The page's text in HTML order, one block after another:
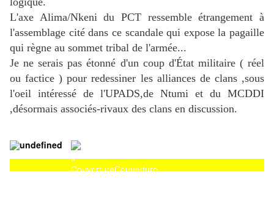
L'axe Alima/Nkeni du PCT ressemble étrangement à
l'assemblage cité dans ce scandale qui expose la pagaille
qui règne au sommet tribal de l'armée...
Je ne serais pas étonné d'un coup d'État militaire ( réel
ou factice ) pour redessiner les alliances de clans ,sous
l'oeil intéressé de l'UPADS,de Ntumi et du MCDDI
,désormais associés-rivaux des clans en discussion.
CouvertureCouverture